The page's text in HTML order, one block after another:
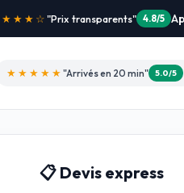
"Intervention dimanche" 5.0/5
★★★★★ "Arrivés en 20 min" 5.0/5
📋 Devis express